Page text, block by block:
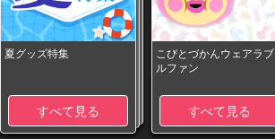
夏グッズ特集
すべて見る
こびとづかんウェアラブ
ルファン
すべて見る